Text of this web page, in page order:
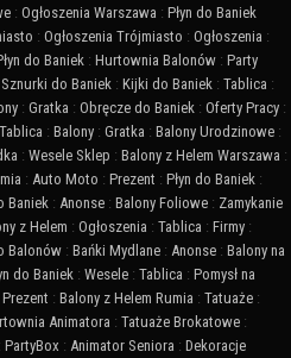
: Ogłoszenia Warszawa : Płyn do Baniek
: Ogłoszenia Trójmiasto : Ogłoszenia :
do Baniek : Hurtownia Balonów : Party
Sznurki do Baniek : Kijki do Baniek : Tablica :
: Gratka : Obręcze do Baniek : Oferty Pracy :
Tablica : Balony : Gratka : Balony Urodzinowe :
: Wesele Sklep : Balony z Helem Warszawa :
: Auto Moto : Prezent : Płyn do Baniek :
Baniek : Anonse : Balony Foliowe : Zamykanie
z Helem : Ogłoszenia : Tablica : Firmy :
Balonów : Bańki Mydlane : Anonse : Balony na
do Baniek : Wesele : Tablica : Pomysł na
: Balony z Helem Rumia : Tatuaże :
Animatora : Tatuaże Brokatowe :
PartyBox : Animator Seniora : Dekoracje